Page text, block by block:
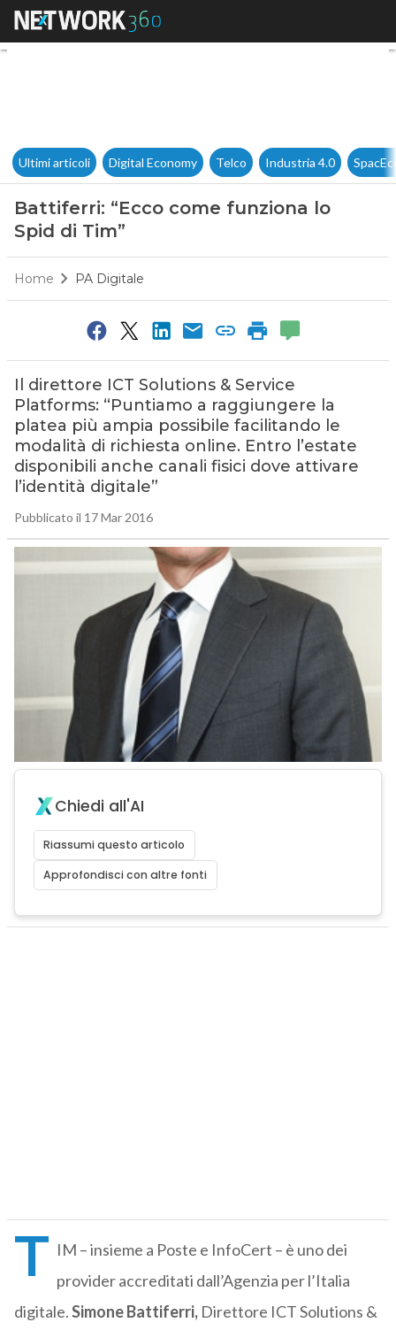
Battiferri: “Ecco come
Ultimi articoli Digital Economy Telco Industria 4.0
Battiferri: “Ecco come funziona lo
Spid di Tim”
Home PA Digitale
Il direttore ICT Solutions & Service
Platforms: “Puntiamo a raggiungere la
platea più ampia possibile facilitando le
modalità di richiesta online. Entro l’estate
disponibili anche canali fisici dove attivare
l’identità digitale”
Pubblicato il 17 Mar 2016
Chiedi all'AI
Riassumi questo articolo
Approfondisci con altre fonti
T IM – insieme a Poste e InfoCert – è uno dei
provider accreditati dall’Agenzia per l’Italia
digitale.Simone Battiferri,Direttore ICT Solutions &